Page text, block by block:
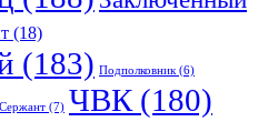
(18)
(183) Подполковник (6)
(7) ЧВК (180)